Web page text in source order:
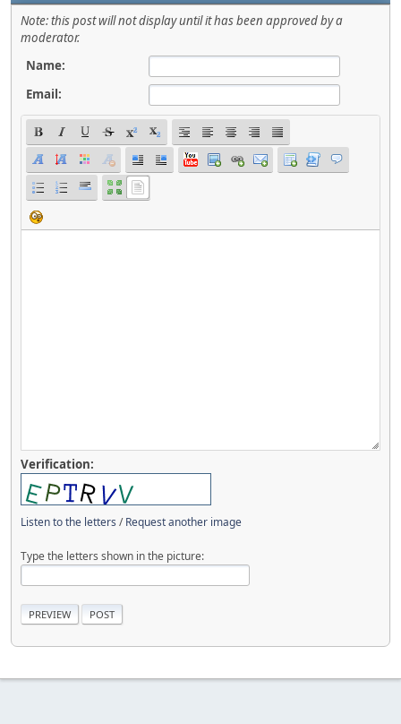
Note: this post will not display until it has been approved by a
moderator.
Name:
Email:
Verification:
Listen to the letters /Request another image
Type the letters shown in the picture: